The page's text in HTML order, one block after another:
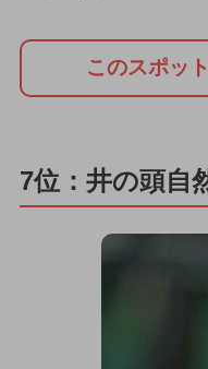
このスポッ
7位：井の頭自